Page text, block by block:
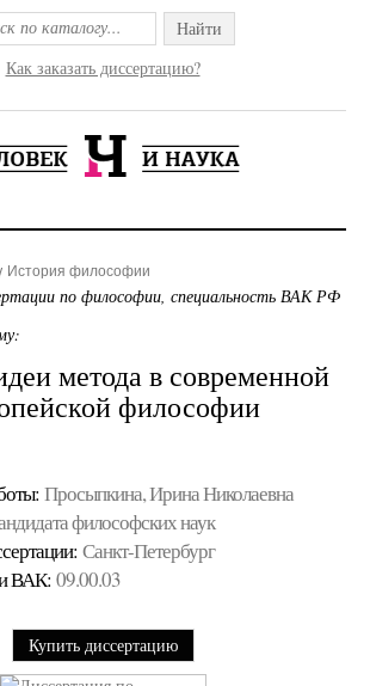
Найти
Как заказать диссертацию?
История философии
по философии, специальность ВАК РФ
метода в современной
философии
Просыпкина, Ирина Николаевна
философских наук
Санкт-Петербург
ВАК: 09.00.03
Купить диссертацию